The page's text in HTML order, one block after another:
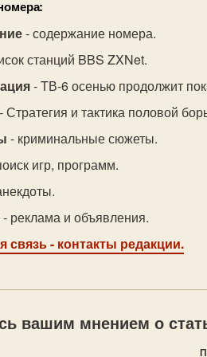
- содержание номера.
станций BBS ZXNet.
- TВ-6 осенью продолжит
- Стратегия и тактика половой
- криминальные сюжеты.
игр, программ.
- реклама и объявления.
связь- контакты редакции.
вашим мнением о